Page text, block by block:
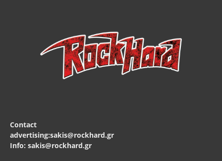
Contact
advertising:sakis@rockhard.gr
Info: sakis@rockhard.gr